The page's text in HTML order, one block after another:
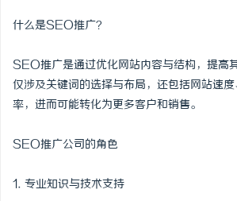
什么是SEO推广？
SEO推广是通过优化网站内容与结构，提高
仅涉及关键词的选择与布局，还包括网站速
率，进而可能转化为更多客户和销售。
SEO推广公司的角色
1. 专业知识与技术支持